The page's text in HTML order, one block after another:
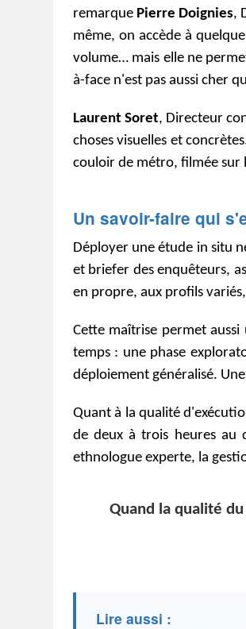
remarque Pierre Doignies,
même, on accède à
volume… mais elle ne
à-face n'est pas aussi cher
Laurent Soret, Directeur
choses visuelles et
couloir de métro, filmée sur
Un savoir-faire qui
Déployer une étude in situ
et briefer des enquêteurs,
en propre, aux profils
Cette maîtrise permet
temps : une phase
déploiement généralisé.
Quant à la qualité
de deux à trois heures au
ethnologue experte, la
Quand la qualité
Lire aussi :